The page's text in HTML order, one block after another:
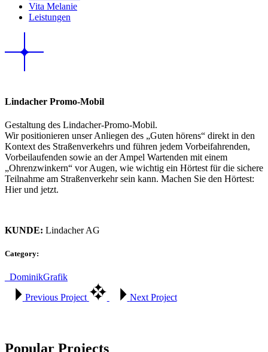
Vita Melanie
Leistungen
Lindacher Promo-Mobil
Gestaltung des Lindacher-Promo-Mobil.
Wir positionieren unser Anliegen des „Guten hörens“ direkt in den
Kontext des Straßenverkehrs und führen jedem Vorbeifahrenden,
Vorbeilaufenden sowie an der Ampel Wartenden mit einem
„Ohrenzwinkern“ vor Augen, wie wichtig ein Hörtest für die sichere
Teilnahme am Straßenverkehr sein kann. Machen Sie den Hörtest:
Hier und jetzt.
KUNDE: Lindacher AG
Category:
_DominikGrafik
Previous Project Next Project
Popular Projects